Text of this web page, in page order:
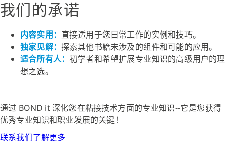
我们的承诺
内容实用： 直接适用于您日常工作的实例和技巧。
独家见解： 探索其他书籍未涉及的组件和可能的应用。
适合所有人：初学者和希望扩展专业知识的高级用户的理
想之选。
通过 BOND it 深化您在粘接技术方面的专业知识--它是您获得
优秀专业知识和职业发展的关键！
联系我们了解更多